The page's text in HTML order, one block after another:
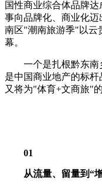
国性商业综合体品牌
事向品牌化、商业化
南区"潮南旅游季"以云
幕。
一个是扎根黔东
是中国商业地产的标
又将为"体育+文商旅"
01
从流量、 留量到“